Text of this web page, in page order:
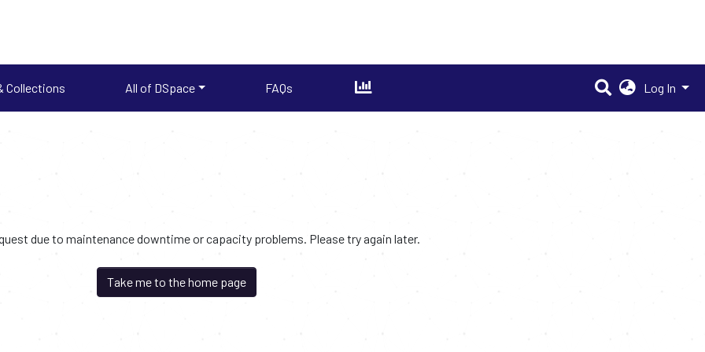
Collections All of DSpace FAQs Log In
due to maintenance downtime or capacity problems. Please try again later.
Take me to the home page